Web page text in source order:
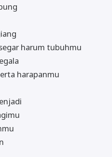
harum tubuhmu
harapanmu